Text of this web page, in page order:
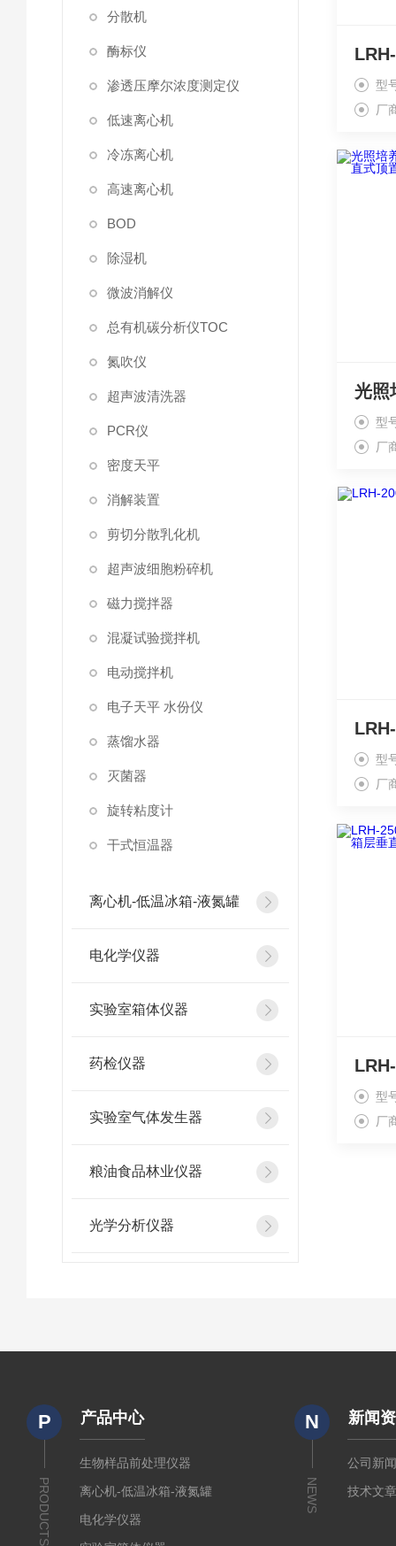
分散机
酶标仪
渗透压摩尔浓度测定仪
低速离心机
冷冻离心机
高速离心机
BOD
除湿机
微波消解仪
总有机碳分析仪TOC
氮吹仪
超声波清洗器
PCR仪
密度天平
消解装置
剪切分散乳化机
超声波细胞粉碎机
磁力搅拌器
混凝试验搅拌机
电动搅拌机
电子天平 水份仪
蒸馏水器
灭菌器
旋转粘度计
干式恒温器
离心机-低温冰箱-液氮罐
电化学仪器
实验室箱体仪器
药检仪器
实验室气体发生器
粮油食品林业仪器
光学分析仪器
型
厂
型
厂
型
厂
型
厂
P
PRODUCTS
产品中心
生物样品前处理仪器
离心机-低温冰箱-液氮罐
电化学仪器
N
NEWS
新闻
公司新
技术文